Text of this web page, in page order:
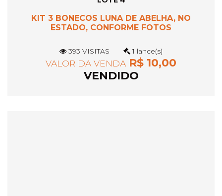
KIT 3 BONECOS LUNA DE ABELHA, NO
ESTADO, CONFORME FOTOS
393 VISITAS 1 lance(s)
VALOR DA VENDA R$ 10,00
VENDIDO